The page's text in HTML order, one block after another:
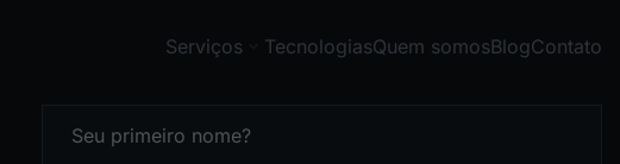
Serviços TecnologiasQuem somosBlogContato